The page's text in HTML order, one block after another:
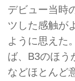
デビュー当時
ツした感触が
ように思えた
ば、B3のほう
などほとんど